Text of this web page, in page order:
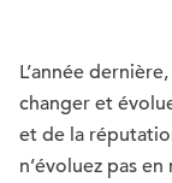
L’année
changer et
et de la
n’évoluez pas